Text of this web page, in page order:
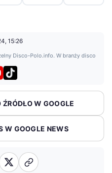
15:26
Disco-Polo.info. W branży disco
W GOOGLE
W GOOGLE NEWS